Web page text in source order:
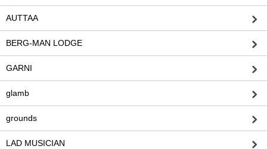
AUTTAA
BERG-MAN LODGE
GARNI
glamb
grounds
LAD MUSICIAN